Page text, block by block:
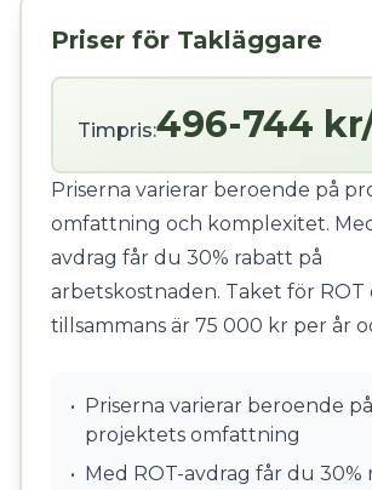
Priser för Takläggare
Timpris:496-744
Priserna varierar beroende på
omfattning och komplexitet.
avdrag får du 30% rabatt på
arbetskostnaden. Taket för ROT
tillsammans är 75 000 kr per år
• Priserna varierar beroende på
projektets omfattning
• Med ROT-avdrag får du 30%